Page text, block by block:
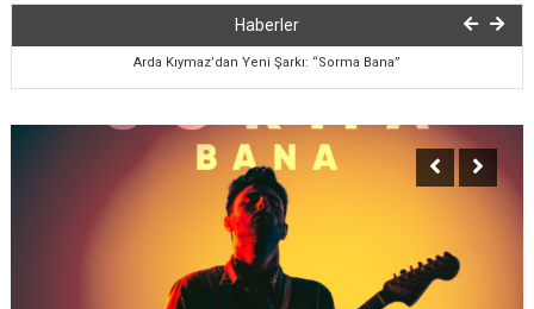
Haberler
MÜSLÜM GÜRSES EFSANESİNE YENİ YORUM!
Arda Kıymaz’dan Yeni Şarkı: “Sorma Bana”
Burak Çelik’ten Sagım Yalan Solum Yalan
Aslıhan Obaoğlu’dan Yol Arkadaşım
MÜSLÜM GÜRSES EFSANESİNE YENİ YORUM!